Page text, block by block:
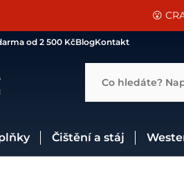
😮
📐Pasování a
od 2 500 KčBlogKontakt
Co hledáte?
Čištění a stáj